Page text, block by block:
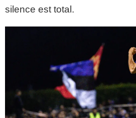
silence est total.